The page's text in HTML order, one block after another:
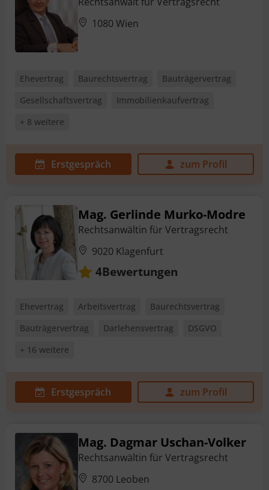
1080 Wien
Ehevertrag Baurechtsvertrag
Bauträgervertrag
Gesellschaftsvertrag
Immobilienkaufvertrag
+ 8 weitere
Erstgespräch zum Profil
Mag. Gerlinde Murko-Modre
Rechtsanwältin für Vertragsrecht
9020 Klagenfurt
4Bewertungen
Ehevertrag Arbeitsvertrag
Baurechtsvertrag
Bauträgervertrag
Darlehensvertrag
DSGVO
+ 16 weitere
Erstgespräch zum Profil
Mag. Dagmar Uschan-Volker
Rechtsanwältin für Vertragsrecht
8700 Leoben